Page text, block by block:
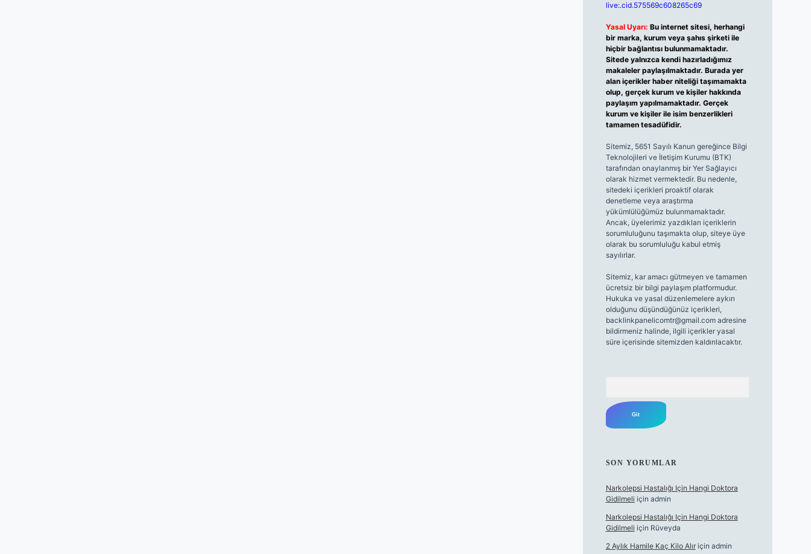
live:.cid.575569c608265c69
Yasal Uyarı: Bu internet sitesi, herhangi
bir marka, kurum veya şahıs şirketi ile
hiçbir bağlantısı bulunmamaktadır.
Sitede yalnızca kendi hazırladığımız
makaleler paylaşılmaktadır. Burada yer
alan içerikler haber niteliği taşımamakta
olup, gerçek kurum ve kişiler hakkında
paylaşım yapılmamaktadır. Gerçek
kurum ve kişiler ile isim benzerlikleri
tamamen tesadüfidir.
Sitemiz, 5651 Sayılı Kanun gereğince Bilgi
Teknolojileri ve İletişim Kurumu (BTK)
tarafından onaylanmış bir Yer Sağlayıcı
olarak hizmet vermektedir. Bu nedenle,
sitedeki içerikleri proaktif olarak
denetleme veya araştırma
yükümlülüğümüz bulunmamaktadır.
Ancak, üyelerimiz yazdıkları içeriklerin
sorumluluğunu taşımakta olup, siteye üye
olarak bu sorumluluğu kabul etmiş
sayılırlar.
Sitemiz, kar amacı gütmeyen ve tamamen
ücretsiz bir bilgi paylaşım platformudur.
Hukuka ve yasal düzenlemelere aykırı
olduğunu düşündüğünüz içerikleri,
backlinkpanelicomtr@gmail.comadresine
bildirmeniz halinde, ilgili içerikler yasal
süre içerisinde sitemizden kaldırılacaktır.
SON YORUMLAR
Narkolepsi Hastalığı Için Hangi Doktora
Gidilmeli için admin
Narkolepsi Hastalığı Için Hangi Doktora
Gidilmeli için Rüveyda
2 Aylık Hamile Kaç Kilo Alıriçin admin